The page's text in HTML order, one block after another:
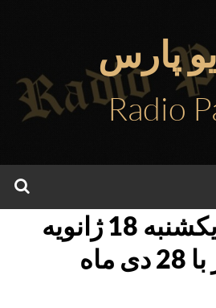
پارس
Radio
برنامه روز یکشنبه 18 ژانویه
2015 برابر با 28 دی ماه